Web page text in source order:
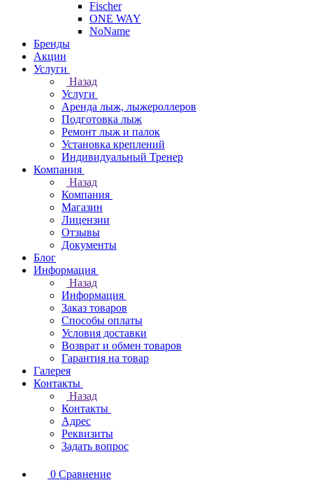
Fischer
ONE WAY
NoName
Бренды
Акции
Услуги
Назад
Услуги
Аренда лыж, лыжероллеров
Подготовка лыж
Ремонт лыж и палок
Установка креплений
Индивидуальный Тренер
Компания
Назад
Компания
Магазин
Лицензии
Отзывы
Документы
Блог
Информация
Назад
Информация
Заказ товаров
Способы оплаты
Условия доставки
Возврат и обмен товаров
Гарантия на товар
Галерея
Контакты
Назад
Контакты
Адрес
Реквизиты
Задать вопрос
0 Сравнение